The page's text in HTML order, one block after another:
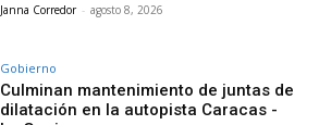
Janna Corredor - agosto 8, 2026
Gobierno
Culminan mantenimiento de juntas de
dilatación en la autopista Caracas -